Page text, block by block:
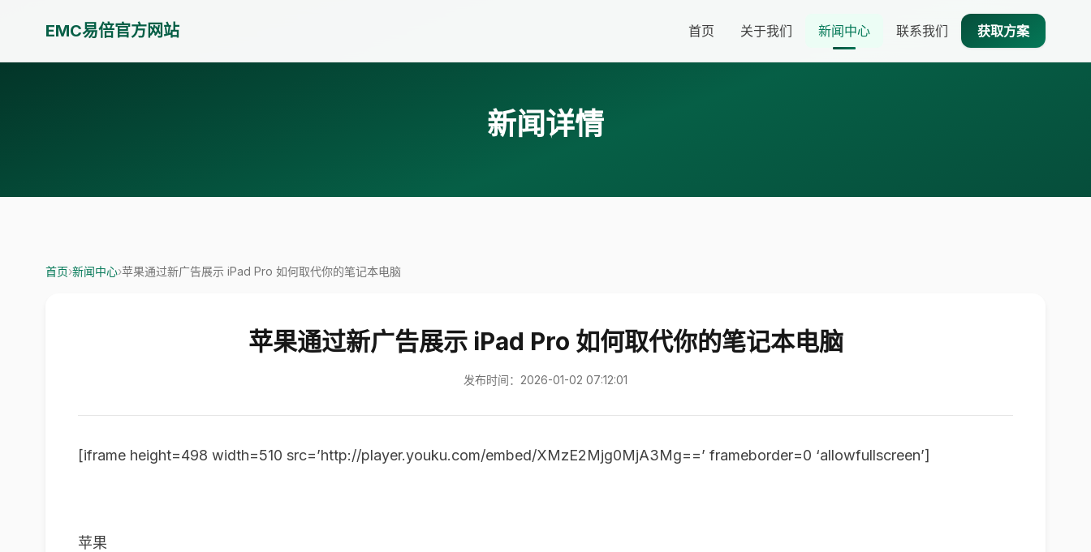
EMC易倍官方网站 首页 关于我们 新闻中心 联系我们 获取方案
新闻详情
首页›新闻中心›苹果通过新广告展示 iPad Pro 如何取代你的笔记本电脑
苹果通过新广告展示 iPad Pro 如何取代你的笔记本电脑
发布时间：2026-01-02 07:12:01
[iframe height=498 width=510 src=’http://player.youku.com/embed/XMzE2Mjg0MjA3Mg==’ frameborder=0 ‘allowfullscreen’]
苹果